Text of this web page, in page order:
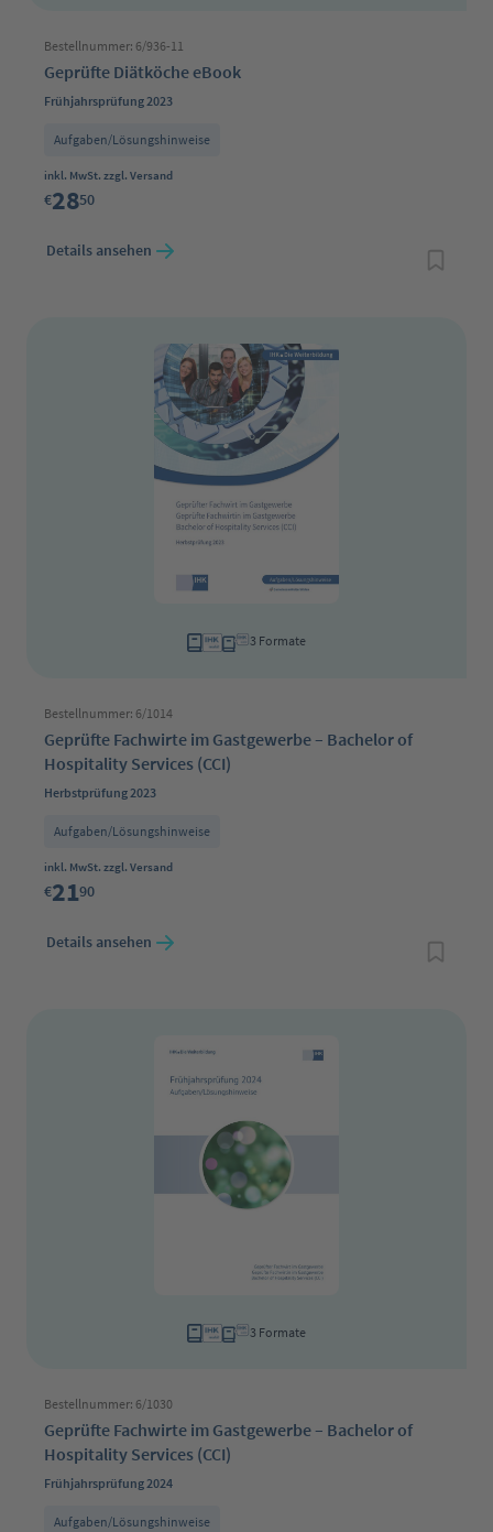
Bestellnummer: 6/936-11
Geprüfte Diätköche eBook
Frühjahrsprüfung 2023
Aufgaben/Lösungshinweise
Regulärer Preis:
inkl. MwSt. zzgl. Versand
€2850
Details ansehen
3 Formate
Bestellnummer: 6/1014
Geprüfte Fachwirte im Gastgewerbe – Bachelor of
Hospitality Services (CCI)
Herbstprüfung 2023
Aufgaben/Lösungshinweise
Regulärer Preis:
inkl. MwSt. zzgl. Versand
€2190
Details ansehen
3 Formate
Bestellnummer: 6/1030
Geprüfte Fachwirte im Gastgewerbe – Bachelor of
Hospitality Services (CCI)
Frühjahrsprüfung 2024
Aufgaben/Lösungshinweise